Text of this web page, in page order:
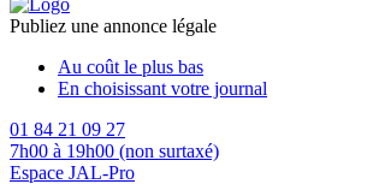
Publiez une annonce légale
Au coût le plus bas
En choisissant votre journal
01 84 21 09 27
7h00 à 19h00 (non surtaxé)
Espace JAL-Pro